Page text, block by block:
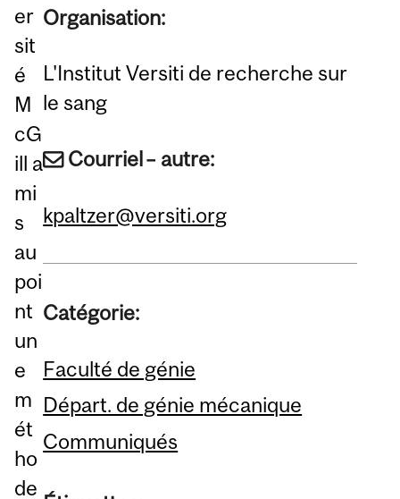
er
sit
é
M
cG
ill a
mi
s
au
poi
nt
un
e
m
ét
ho
de
Organisation:
L'Institut Versiti de recherche sur
le sang
Courriel – autre:
kpaltzer@versiti.org
Catégorie:
Faculté de génie
Départ. de génie mécanique
Communiqués